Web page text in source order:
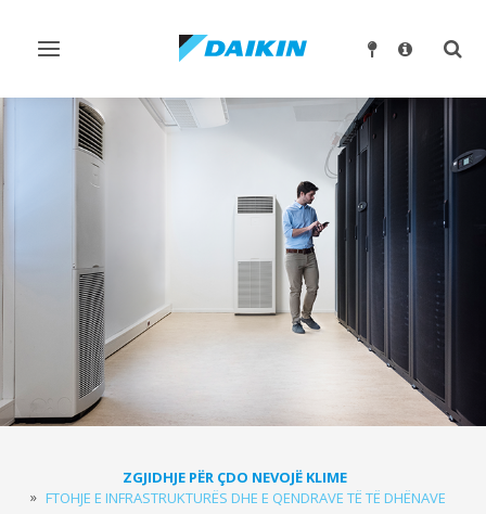
Ndrysho
ZGJIDHJE PËR ÇDO NEVOJË KLIME
FTOHJE E INFRASTRUKTURËS DHE E QENDRAVE TË TË DHËNAVE